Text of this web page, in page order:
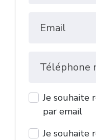
Email
Téléphone
Je souhaite
par email
Je souhaite